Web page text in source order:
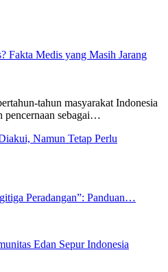
Fakta Medis yang Masih Jarang
tahun masyarakat Indonesia
pencernaan sebagai…
Namun Tetap Perlu
Peradangan”: Panduan…
Edan Sepur Indonesia